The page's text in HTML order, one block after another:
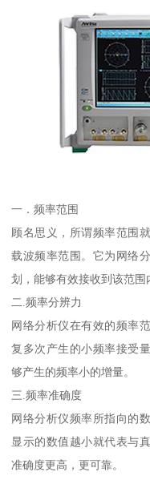
一．频率范围
顾名思义，所谓频率范围
载波频率范围。它为网络
划，能够有效接收到该范围
二.频率分辨力
网络分析仪在有效的频率
复多次产生的小频率接受
够产生的频率小的增量。
三.频率准确度
网络分析仪频率所指向的
显示的数值越小就代表与
准确度更高，更可靠。